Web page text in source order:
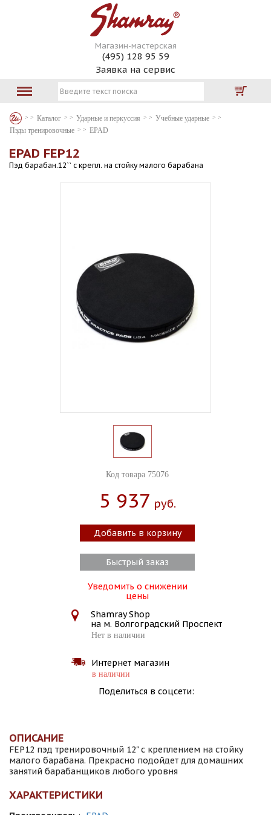
Магазин-мастерская
(495) 128 95 59
Заявка на сервис
Каталог Ударные и перкуссия
Учебные ударные
Пэды тренировочные
EPAD
EPAD FEP12
Пэд барабан.12`` с крепл. на стойку малого барабана
Код товара 75076
5 937 Руб.
Добавить в корзину
Быстрый заказ
Уведомить о снижении
цены
Shamray Shop
на м. Волгоградский Проспект
Нет в наличии
Интернет магазин
в наличии
Поделиться в соцсети:
ОПИСАНИЕ
FEP12 пэд тренировочный 12" с креплением на стойку
малого барабана. Прекрасно подойдет для домашних
занятий барабанщиков любого уровня
ХАРАКТЕРИСТИКИ